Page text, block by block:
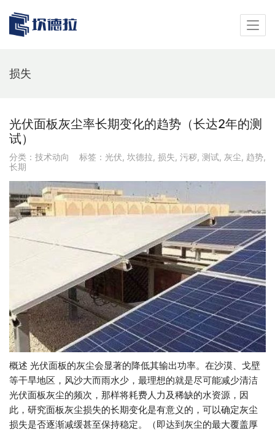
损失
光伏面板灰尘率长期变化的趋势（长达2年的测
试）
分类： 技术动向 标签： 光伏, 坎德拉, 损失, 污秽, 测试, 灰尘, 趋势,
长期
概述 光伏面板的灰尘会显著的降低其输出功率。在沙漠、戈壁
等干旱地区，风沙大而雨水少，最理想的就是尽可能减少清洁
光伏面板灰尘的频次，那样将耗费人力及稀缺的水资源，因
此，研究面板灰尘损失的长期变化是有意义的，可以确定灰尘
损失是否逐渐减缓甚至保持稳定。（即达到灰尘的最大覆盖厚